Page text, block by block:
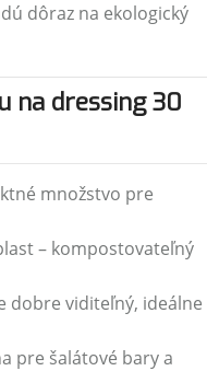
dôraz na ekologický
na dressing 30
množstvo pre
– kompostovateľný
dobre viditeľný, ideálne
pre šalátové bary a